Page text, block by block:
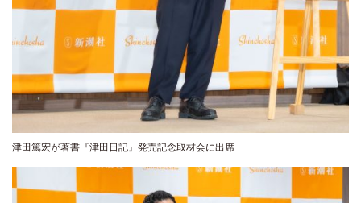
津田篤宏が著書『津田日記』発売記念取材会に出席